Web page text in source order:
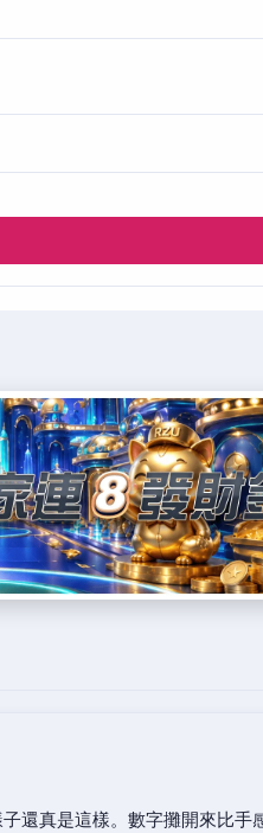
還真是這樣。數字攤開來比手